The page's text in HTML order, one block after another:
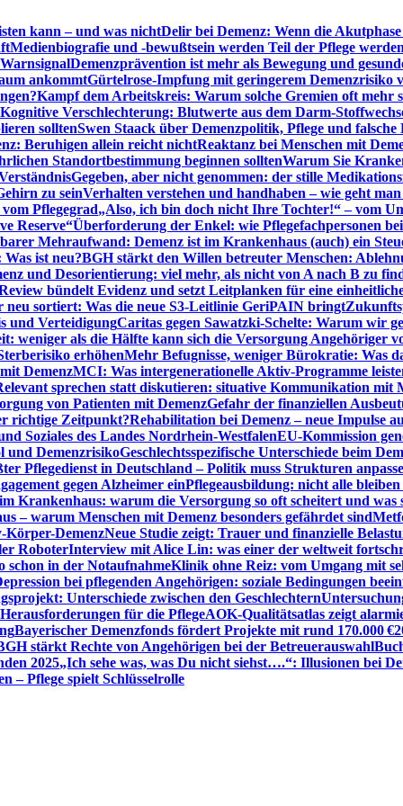
kann – und was nichtDelir bei Demenz: Wenn die
Medienbiografie und -bewußtsein werden Teil der Pflege werden
Demenzprävention ist mehr als Bewegung und
ankommtGürtelrose-Impfung mit geringerem Demenzrisiko
Kampf dem Arbeitskreis: Warum solche Gremien oft mehr
Kognitive Verschlechterung: Blutwerte aus dem Darm-
solltenSwen Staack über Demenzpolitik, Pflege und falsche
Beruhigen allein reicht nichtReaktanz bei Menschen mit
Standortbestimmung beginnen solltenWarum Sie
Gegeben, aber nicht genommen: der stille
zu seinVerhalten verstehen und handhaben – wie geht
Pflegegrad„Also, ich bin doch nicht Ihre Tochter!“ – vom
Reserve“Überforderung der Enkel: wie Pflegefachpersonen
Mehraufwand: Demenz ist im Krankenhaus (auch) ein
ist neu?BGH stärkt den Willen betreuter Menschen:
und Desorientierung: viel mehr, als nicht von A nach B zu
bündelt Evidenz und setzt Leitplanken für eine
neu sortiert: Was die neue S3-Leitlinie GeriPAIN bringt
und VerteidigungCaritas gegen Sawatzki-Schelte: Warum wir
weniger als die Hälfte kann sich die Versorgung Angehöriger
erhöhenMehr Befugnisse, weniger Bürokratie: Was
DemenzMCI: Was intergenerationelle Aktiv-Programme
sprechen statt diskutieren: situative Kommunikation mit
von Patienten mit DemenzGefahr der finanziellen
richtige Zeitpunkt?Rehabilitation bei Demenz – neue Impulse
Soziales des Landes Nordrhein-WestfalenEU-Kommission
und DemenzrisikoGeschlechtsspezifische Unterschiede beim
Pflegedienst in Deutschland – Politik muss Strukturen
gegen Alzheimer einPflegeausbildung: nicht alle bleiben
Krankenhaus: warum die Versorgung so oft scheitert und was
– warum Menschen mit Demenz besonders gefährdet sind
Körper-DemenzNeue Studie zeigt: Trauer und finanzielle
RoboterInterview mit Alice Lin: was einer der weltweit
schon in der NotaufnahmeKlinik ohne Reiz: vom Umgang mit
bei pflegenden Angehörigen: soziale Bedingungen
Unterschiede zwischen den Geschlechtern
für die PflegeAOK-Qualitätsatlas zeigt
Bayerischer Demenzfonds fördert Projekte mit rund 170.000 €
stärkt Rechte von Angehörigen bei der Betreuerauswahl
2025„Ich sehe was, was Du nicht siehst….“: Illusionen bei
– Pflege spielt Schlüsselrolle